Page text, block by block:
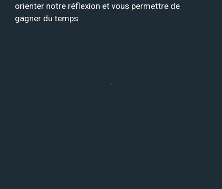
orienter notre réflexion et vous permettre de
gagner du temps.